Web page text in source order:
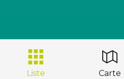
Liste Carte